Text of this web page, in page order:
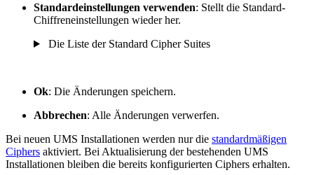
Standardeinstellungen verwenden: Stellt die Standard-
Chiffreneinstellungen wieder her.
Die Liste der Standard Cipher Suites
Ok: Die Änderungen speichern.
Abbrechen: Alle Änderungen verwerfen.
Bei neuen UMS Installationen werden nur die standardmäßigen
Ciphers aktiviert. Bei Aktualisierung der bestehenden UMS
Installationen bleiben die bereits konfigurierten Ciphers erhalten.